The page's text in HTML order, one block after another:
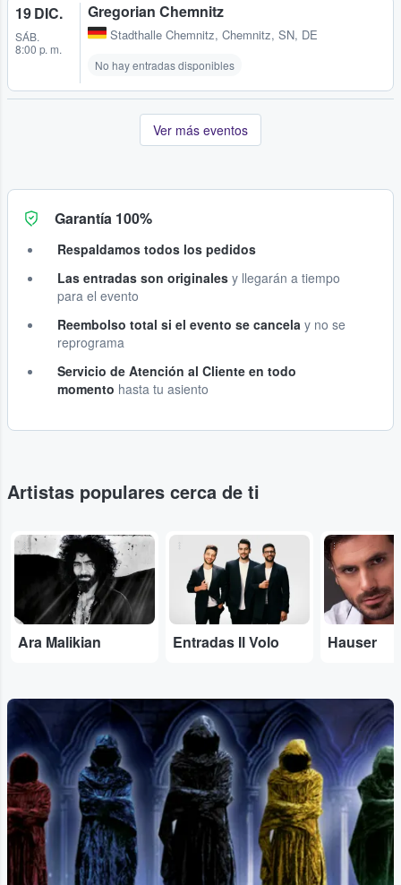
19 DIC.
SÁB.
8:00 p. m.
Gregorian Chemnitz
Stadthalle Chemnitz, Chemnitz, SN, DE
No hay entradas disponibles
Ver más eventos
Garantía 100%
Respaldamos todos los pedidos
Las entradas son originales y llegarán a tiempo
para el evento
Reembolso total si el evento se cancela y no se
reprograma
Servicio de Atención al Cliente en todo
momento hasta tu asiento
Artistas populares cerca de ti
...
Ara Malikian Entradas Il Volo
...
Hauser